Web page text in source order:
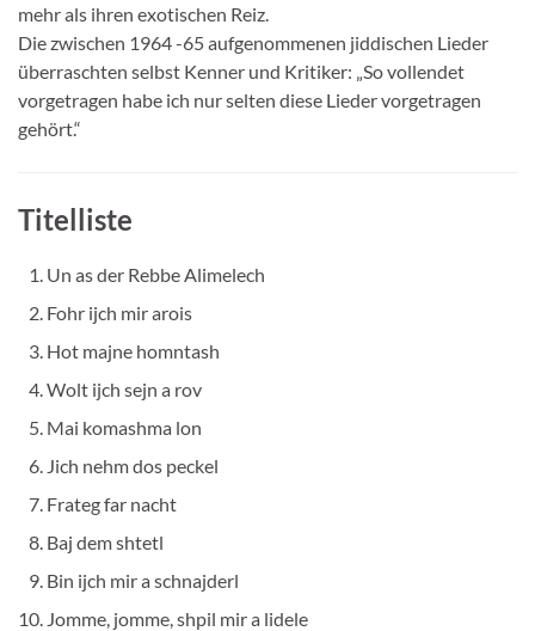
mehr als ihren exotischen Reiz.
Die zwischen 1964 -65 aufgenommenen jiddischen Lieder
überraschten selbst Kenner und Kritiker: „So vollendet
vorgetragen habe ich nur selten diese Lieder vorgetragen
gehört.“
Titelliste
Un as der Rebbe Alimelech
Fohr ijch mir arois
Hot majne homntash
Wolt ijch sejn a rov
Mai komashma lon
Jich nehm dos peckel
Frateg far nacht
Baj dem shtetl
Bin ijch mir a schnajderl
Jomme, jomme, shpil mir a lidele